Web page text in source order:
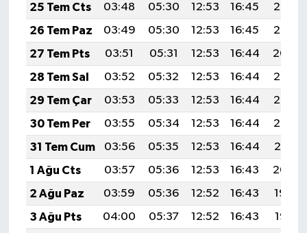
25 Tem Cts
03:48 05:30 12:53 16:45
20:06
26 Tem Paz
03:49 05:30 12:53 16:45
20:05
27 Tem Pts
03:51 05:31 12:53 16:44
20:04
28 Tem Sal
03:52 05:32 12:53 16:44
20:03
29 Tem Çar
03:53 05:33 12:53 16:44
20:02
30 Tem Per
03:55 05:34 12:53 16:44
20:02
31 Tem Cum
03:56 05:35 12:53 16:44
20:01
1 Ağu Cts
03:57 05:36 12:53 16:43
20:00
2 Ağu Paz
03:59 05:36 12:52 16:43
19:59
3 Ağu Pts
04:00 05:37 12:52 16:43
19:58